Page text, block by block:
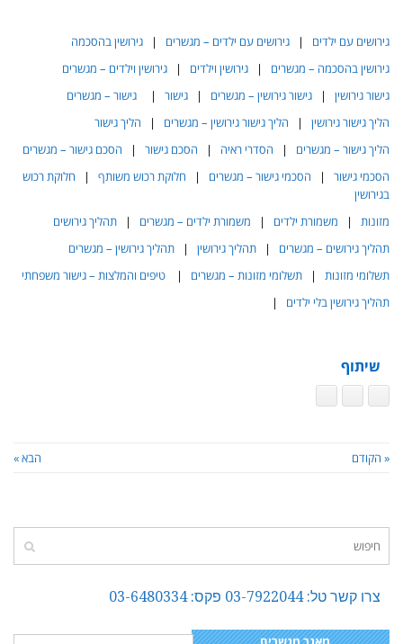
גירושים עם ילדים | גירושים עם ילדים – מגשרים | גירושין בהסכמה
גירושין בהסכמה – מגשרים | גירושין וילדים | גירושין וילדים – מגשרים
גישור גירושין | גישור גירושין – מגשרים | גישור | גישור – מגשרים
הליך גישור גירושין | הליך גישור גירושין – מגשרים | הליך גישור
הליך גישור – מגשרים | הסדרי ראיה | הסכם גישור | הסכם גישור – מגשרים
הסכמי גישור | הסכמי גישור – מגשרים | חלוקת רכוש משותף | חלוקת רכוש
בגירושין
מזונות | משמורת ילדים | משמורת ילדים – מגשרים | תהליך גירושים
תהליך גירושים – מגשרים | תהליך גירושין | תהליך גירושין – מגשרים
תשלומי מזונות | תשלומי מזונות – מגשרים | טיפים והמלצות – גישור משפחתי
תהליך גירושין בלי ילדים |
שיתוף
« הקודם הבא »
צרו קשר טל: 03-7922044 פקס: 03-6480334